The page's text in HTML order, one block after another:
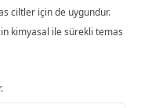
ciltler için de uygundur.
kimyasal ile sürekli temas